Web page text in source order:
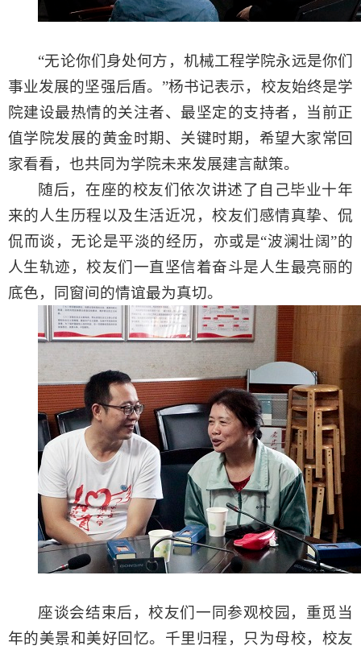
“无论你们身处何方，机械工程学院永远是你们
事业发展的坚强后盾。”杨书记表示，校友始终是学
院建设最热情的关注者、最坚定的支持者，当前正
值学院发展的黄金时期、关键时期，希望大家常回
家看看，也共同为学院未来发展建言献策。
随后，在座的校友们依次讲述了自己毕业十年
来的人生历程以及生活近况，校友们感情真挚、侃
侃而谈，无论是平淡的经历，亦或是“波澜壮阔”的
人生轨迹，校友们一直坚信着奋斗是人生最亮丽的
底色，同窗间的情谊最为真切。
座谈会结束后，校友们一同参观校园，重觅当
年的美景和美好回忆。千里归程，只为母校，校友